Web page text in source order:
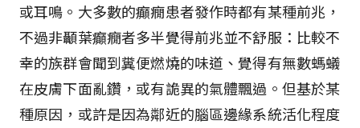
或耳鳴。大多數的癲癇患者發作時都有某種前兆，
不過非顳葉癲癇者多半覺得前兆並不舒服：比較不
幸的族群會聞到糞便燃燒的味道、覺得有無數螞蟻
在皮膚下面亂鑽，或有詭異的氣體飄過。但基於某
種原因，或許是因為鄰近的腦區邊緣系統活化程度